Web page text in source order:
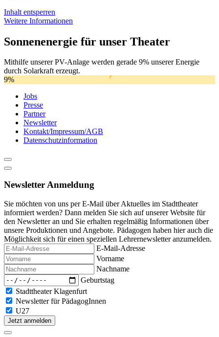
Inhalt entsperren
Weitere Informationen
Sonnenenergie für unser Theater
Mithilfe unserer PV-Anlage werden gerade 9% unserer Energie
durch Solarkraft erzeugt.
9%
Jobs
Presse
Partner
Newsletter
Kontakt/Impressum/AGB
Datenschutzinformation
Newsletter Anmeldung
Sie möchten von uns per E-Mail über Aktuelles im Stadttheater
informiert werden? Dann melden Sie sich auf unserer Website für
den Newsletter an und Sie erhalten regelmäßig Informationen über
unsere Produktionen und Angebote. Pädagogen haben hier auch die
Möglichkeit sich für einen speziellen Lehrernewsletter anzumelden.
E-Mail-Adresse
Vorname
Nachname
Geburtstag
Stadttheater Klagenfurt
Newsletter für PädagogInnen
U27
Jetzt anmelden